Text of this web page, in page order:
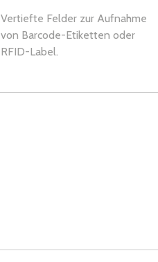
Vertiefte Felder zur Aufnahme
von Barcode-Etiketten oder
RFID-Label.